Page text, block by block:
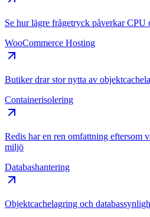
Se hur lägre frågetryck påverkar CPU
WooCommerce Hosting
Butiker drar stor nytta av
Containerisolering
Redis har en ren omfattning eftersom
miljö
Databashantering
Objektcachelagring och